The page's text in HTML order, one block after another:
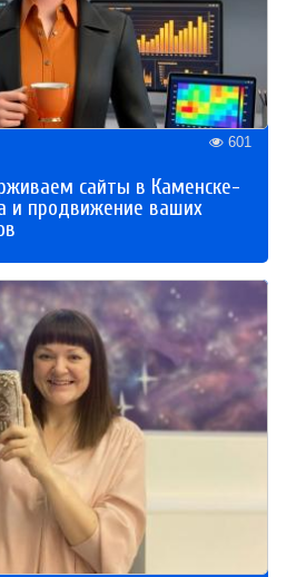
601
сайты в Каменске-
и продвижение ваших